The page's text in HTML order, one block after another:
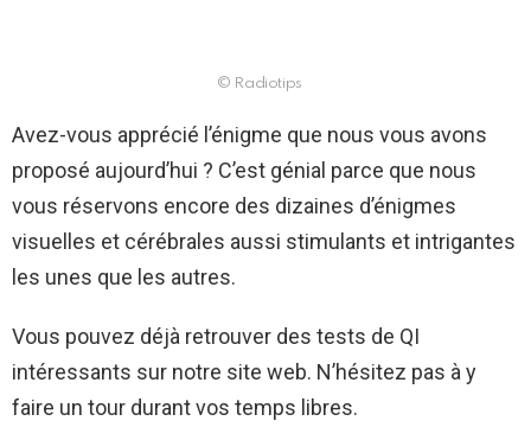
© Radiotips
Avez-vous apprécié l’énigme que nous vous avons
proposé aujourd’hui ? C’est génial parce que nous
vous réservons encore des dizaines d’énigmes
visuelles et cérébrales aussi stimulants et intrigantes
les unes que les autres.
Vous pouvez déjà retrouver des tests de QI
intéressants sur notre site web. N’hésitez pas à y
faire un tour durant vos temps libres.